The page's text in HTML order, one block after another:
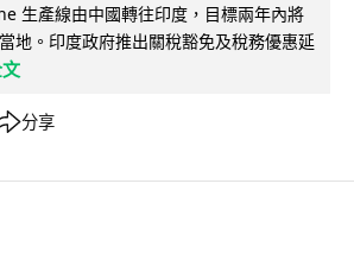
生產線由中國轉往印度，目標兩年內將
地。印度政府推出關稅豁免及稅務優惠延
分享